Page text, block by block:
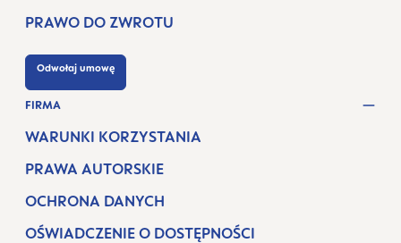
PRAWO DO ZWROTU
Odwołaj umowę
FIRMA
WARUNKI KORZYSTANIA
PRAWA AUTORSKIE
OCHRONA DANYCH
OŚWIADCZENIE O DOSTĘPNOŚCI